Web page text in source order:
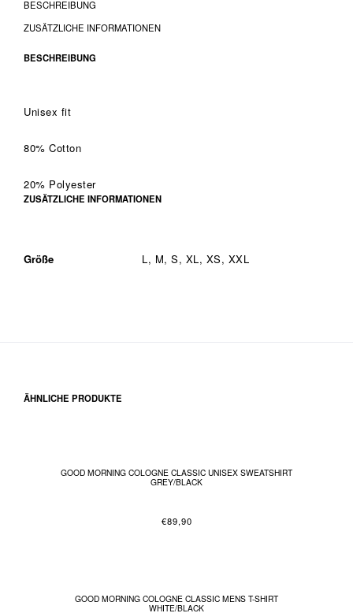
BESCHREIBUNG
ZUSÄTZLICHE INFORMATIONEN
BESCHREIBUNG
Unisex fit
80% Cotton
20% Polyester
ZUSÄTZLICHE INFORMATIONEN
Größe L, M, S, XL, XS, XXL
ÄHNLICHE PRODUKTE
GOOD MORNING COLOGNE CLASSIC UNISEX SWEATSHIRT
GREY/BLACK
€89,90
GOOD MORNING COLOGNE CLASSIC MENS T-SHIRT
WHITE/BLACK